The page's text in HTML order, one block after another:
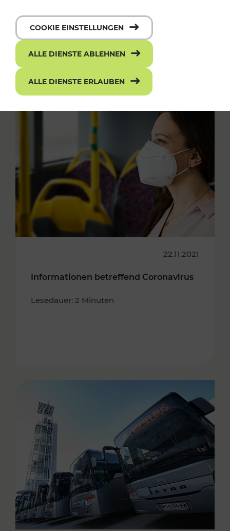
22.11.2021
Informationen betreffend Coronavirus
Lesedauer: 2 Minuten
COOKIE EINSTELLUNGEN
ALLE DIENSTE ABLEHNEN
ALLE DIENSTE ERLAUBEN